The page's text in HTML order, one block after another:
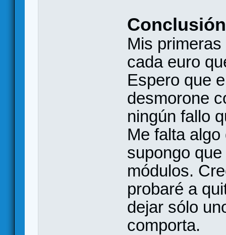
Conclusión
Mis
cada euro
Espero que
desmorone
ningún fallo
Me falta
supongo
módulos.
probaré a
dejar sólo
comporta.